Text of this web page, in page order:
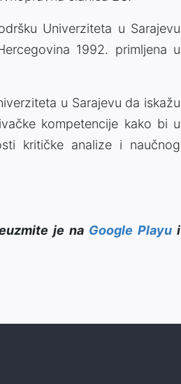
Univerziteta u Sarajevu
1992. primljena u
u Sarajevu da iskažu
kompetencije kako bi u
kritičke analize i naučnog
je na Google Playui